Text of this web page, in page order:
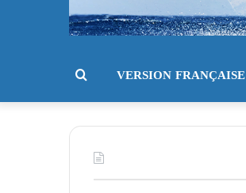
VERSION FRANÇAISE بحث